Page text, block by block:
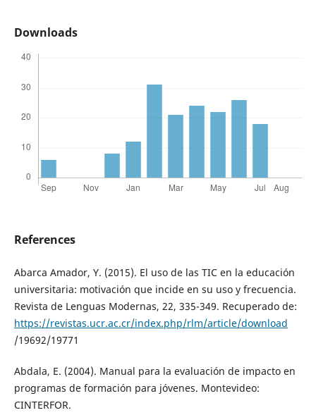
Downloads
References
Abarca Amador, Y. (2015). El uso de las TIC en la educación
universitaria: motivación que incide en su uso y frecuencia.
Revista de Lenguas Modernas, 22, 335-349. Recuperado de:
https://revistas.ucr.ac.cr/index.php/rlm/article/download
/19692/19771
Abdala, E. (2004). Manual para la evaluación de impacto en
programas de formación para jóvenes. Montevideo:
CINTERFOR.